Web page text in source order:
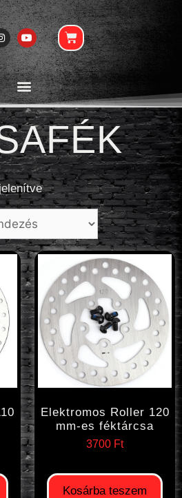
Elektromos Roller 120
mm-es féktárcsa
3700 Ft
Kosárba teszem